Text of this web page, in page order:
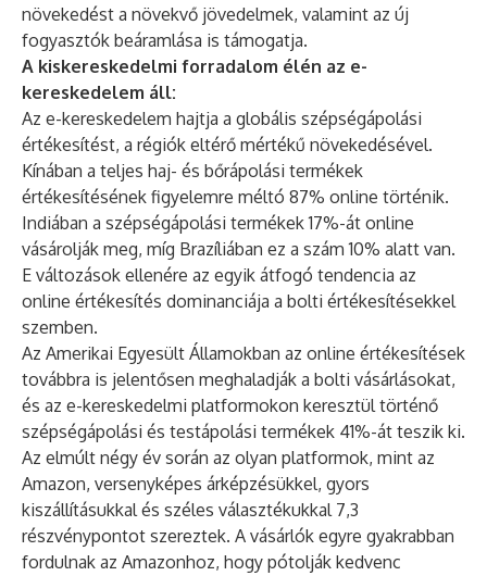
növekedést a növekvő jövedelmek, valamint az új
fogyasztók beáramlása is támogatja.
A kiskereskedelmi forradalom élén az e-
kereskedelem áll:
Az e-kereskedelem hajtja a globális szépségápolási
értékesítést, a régiók eltérő mértékű növekedésével.
Kínában a teljes haj- és bőrápolási termékek
értékesítésének figyelemre méltó 87% online történik.
Indiában a szépségápolási termékek 17%-át online
vásárolják meg, míg Brazíliában ez a szám 10% alatt van.
E változások ellenére az egyik átfogó tendencia az
online értékesítés dominanciája a bolti értékesítésekkel
szemben.
Az Amerikai Egyesült Államokban az online értékesítések
továbbra is jelentősen meghaladják a bolti vásárlásokat,
és az e-kereskedelmi platformokon keresztül történő
szépségápolási és testápolási termékek 41%-át teszik ki.
Az elmúlt négy év során az olyan platformok, mint az
Amazon, versenyképes árképzésükkel, gyors
kiszállításukkal és széles választékukkal 7,3
részvénypontot szereztek. A vásárlók egyre gyakrabban
fordulnak az Amazonhoz, hogy pótolják kedvenc